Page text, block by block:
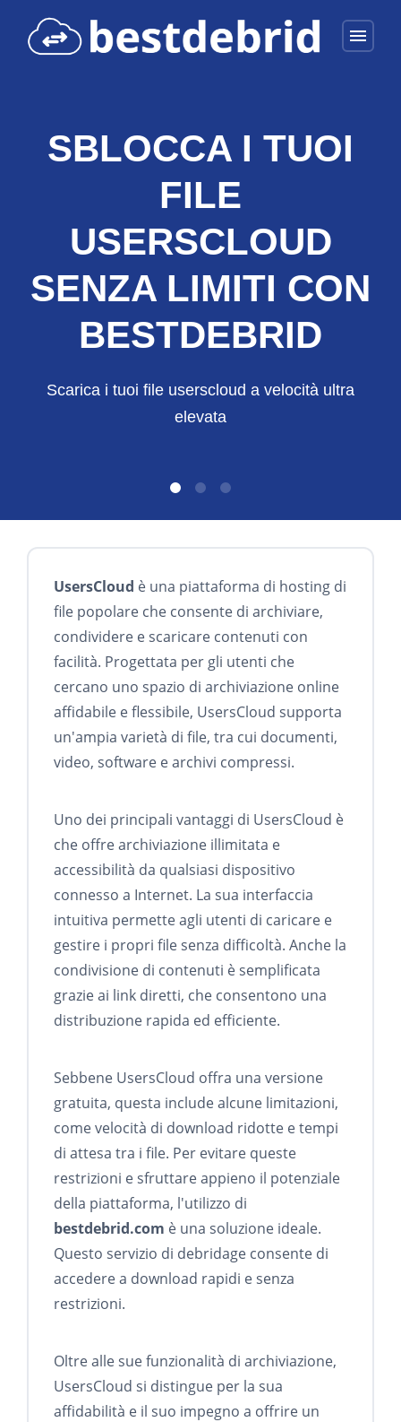
menu
SBLOCCA I TUOI
FILE
USERSCLOUD
SENZA LIMITI CON
BESTDEBRID
Scarica i tuoi file userscloud a velocità ultra
elevata
UsersCloud è una piattaforma di hosting di
file popolare che consente di archiviare,
condividere e scaricare contenuti con
facilità. Progettata per gli utenti che
cercano uno spazio di archiviazione online
affidabile e flessibile, UsersCloud supporta
un'ampia varietà di file, tra cui documenti,
video, software e archivi compressi.
Uno dei principali vantaggi di UsersCloud è
che offre archiviazione illimitata e
accessibilità da qualsiasi dispositivo
connesso a Internet. La sua interfaccia
intuitiva permette agli utenti di caricare e
gestire i propri file senza difficoltà. Anche la
condivisione di contenuti è semplificata
grazie ai link diretti, che consentono una
distribuzione rapida ed efficiente.
Sebbene UsersCloud offra una versione
gratuita, questa include alcune limitazioni,
come velocità di download ridotte e tempi
di attesa tra i file. Per evitare queste
restrizioni e sfruttare appieno il potenziale
della piattaforma, l'utilizzo di
bestdebrid.com è una soluzione ideale.
Questo servizio di debridage consente di
accedere a download rapidi e senza
restrizioni.
Oltre alle sue funzionalità di archiviazione,
UsersCloud si distingue per la sua
affidabilità e il suo impegno a offrire un